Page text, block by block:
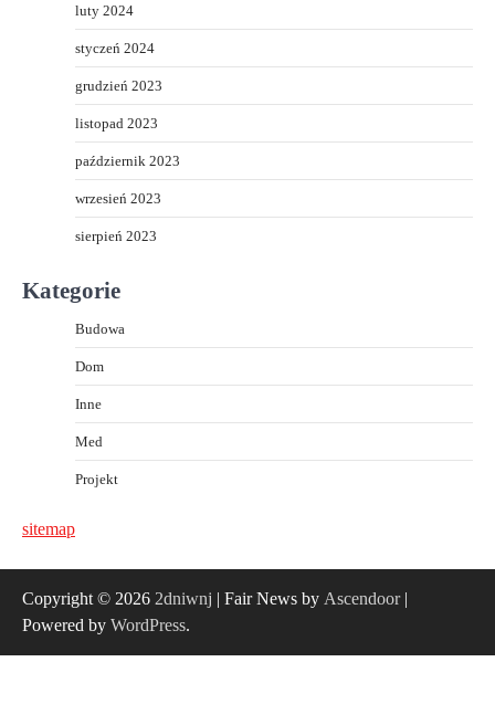
luty 2024
styczeń 2024
grudzień 2023
listopad 2023
październik 2023
wrzesień 2023
sierpień 2023
Kategorie
Budowa
Dom
Inne
Med
Projekt
sitemap
Copyright © 2026 2dniwnj | Fair News by Ascendoor|
Powered by WordPress.